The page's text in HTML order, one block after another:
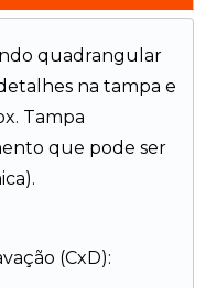
quadrangular
na tampa e
Tampa
que pode ser
(CxD):